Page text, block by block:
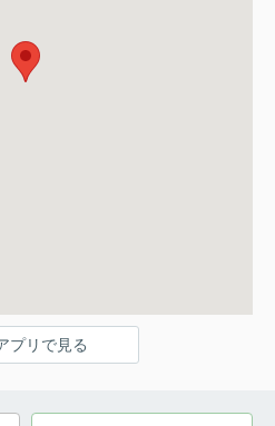
プリで見る